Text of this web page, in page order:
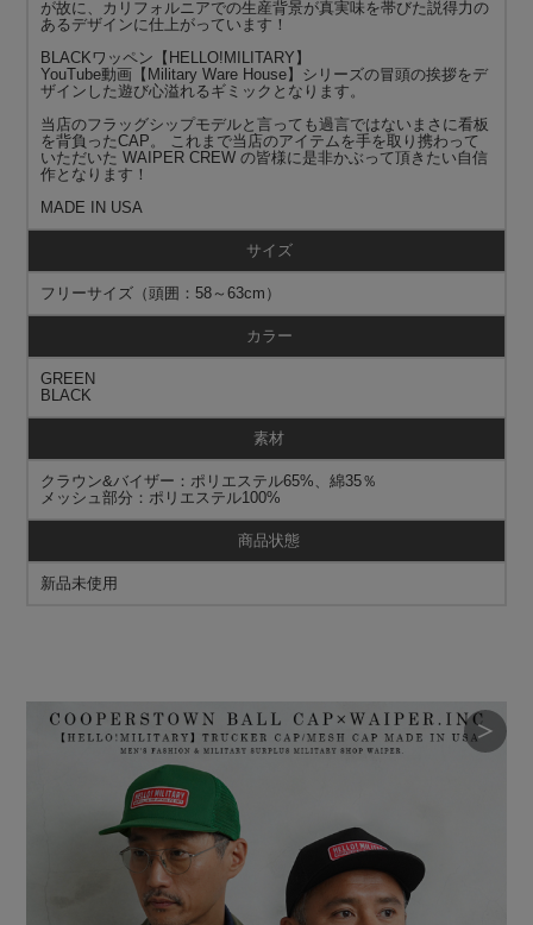
が故に、カリフォルニアでの生産背景が真実味を帯びた説得力の
あるデザインに仕上がっています！
BLACKワッペン【HELLO!MILITARY】
YouTube動画【Military Ware House】シリーズの冒頭の挨拶をデ
ザインした遊び心溢れるギミックとなります。
当店のフラッグシップモデルと言っても過言ではないまさに看板
を背負ったCAP。 これまで当店のアイテムを手を取り携わって
いただいた WAIPER CREW の皆様に是非かぶって頂きたい自信
作となります！
MADE IN USA
サイズ
フリーサイズ（頭囲：58～63cm）
カラー
GREEN
BLACK
素材
クラウン&バイザー：ポリエステル65%、綿35％
メッシュ部分：ポリエステル100%
商品状態
新品未使用
＞